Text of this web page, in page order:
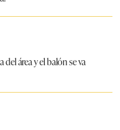
área y el balón se va